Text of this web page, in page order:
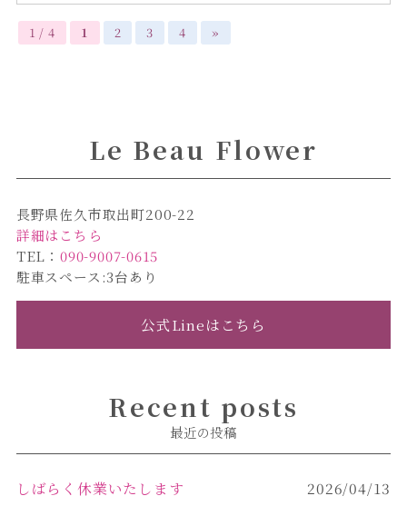
1 / 4 1 2 3 4 »
Le Beau Flower
長野県佐久市取出町200-22
詳細はこちら
TEL：090-9007-0615
駐車スペース:3台あり
公式Lineはこちら
Recent posts
最近の投稿
しばらく休業いたします
2026/04/13